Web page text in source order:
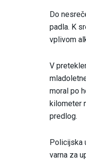
Do
padla. K
vplivom
V
moral po
kilometer
predlog.
Policijska
varna za